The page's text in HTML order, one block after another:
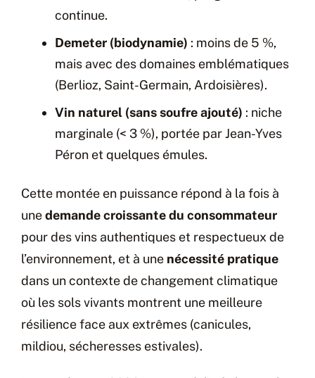
continue.
Demeter (biodynamie) : moins de 5 %,
mais avec des domaines emblématiques
(Berlioz, Saint-Germain, Ardoisières).
Vin naturel (sans soufre ajouté) : niche
marginale (< 3 %), portée par Jean-Yves
Péron et quelques émules.
Cette montée en puissance répond à la fois à
unedemande croissante du consommateur
pour des vins authentiques et respectueux de
l’environnement, et à une nécessité pratique
dans un contexte de changement climatique
où les sols vivants montrent une meilleure
résilience face aux extrêmes (canicules,
mildiou, sécheresses estivales).